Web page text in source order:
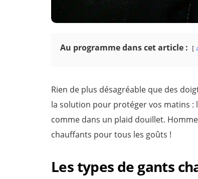
Au programme dans cet article :
Rien de plus désagréable que des
la solution pour protéger vos matins
comme dans un plaid douillet.
chauffants pour tous les goûts !
Les types de gants